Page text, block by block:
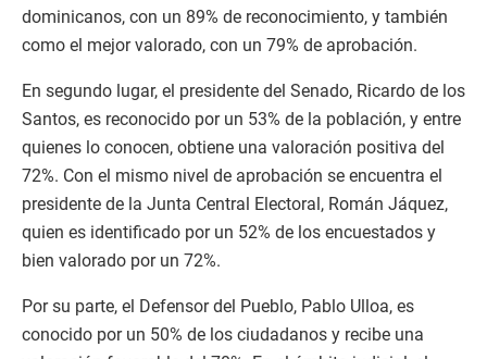
dominicanos, con un 89% de reconocimiento, y también
como el mejor valorado, con un 79% de aprobación.
En segundo lugar, el presidente del Senado, Ricardo de los
Santos, es reconocido por un 53% de la población, y entre
quienes lo conocen, obtiene una valoración positiva del
72%. Con el mismo nivel de aprobación se encuentra el
presidente de la Junta Central Electoral, Román Jáquez,
quien es identificado por un 52% de los encuestados y
bien valorado por un 72%.
Por su parte, el Defensor del Pueblo, Pablo Ulloa, es
conocido por un 50% de los ciudadanos y recibe una